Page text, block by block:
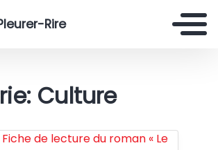
Rire
Culture